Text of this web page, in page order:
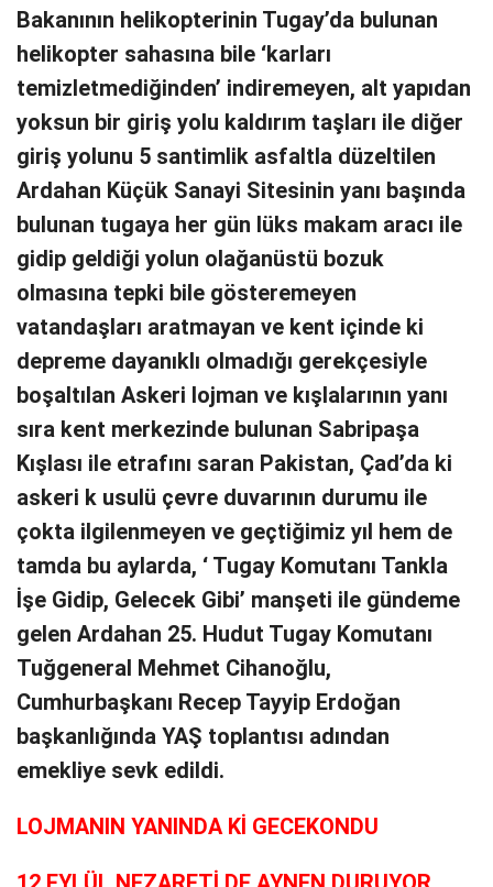
Bakanının helikopterinin Tugay’da bulunan
helikopter sahasına bile ‘karları
temizletmediğinden’ indiremeyen, alt yapıdan
yoksun bir giriş yolu kaldırım taşları ile diğer
giriş yolunu 5 santimlik asfaltla düzeltilen
Ardahan Küçük Sanayi Sitesinin yanı başında
bulunan tugaya her gün lüks makam aracı ile
gidip geldiği yolun olağanüstü bozuk
olmasına tepki bile gösteremeyen
vatandaşları aratmayan ve kent içinde ki
depreme dayanıklı olmadığı gerekçesiyle
boşaltılan Askeri lojman ve kışlalarının yanı
sıra kent merkezinde bulunan Sabripaşa
Kışlası ile etrafını saran Pakistan, Çad’da ki
askeri k usulü çevre duvarının durumu ile
çokta ilgilenmeyen ve geçtiğimiz yıl hem de
tamda bu aylarda, ‘ Tugay Komutanı Tankla
İşe Gidip, Gelecek Gibi’ manşeti ile gündeme
gelen Ardahan 25. Hudut Tugay Komutanı
Tuğgeneral Mehmet Cihanoğlu,
Cumhurbaşkanı Recep Tayyip Erdoğan
başkanlığında YAŞ toplantısı adından
emekliye sevk edildi.
LOJMANIN YANINDA Kİ GECEKONDU